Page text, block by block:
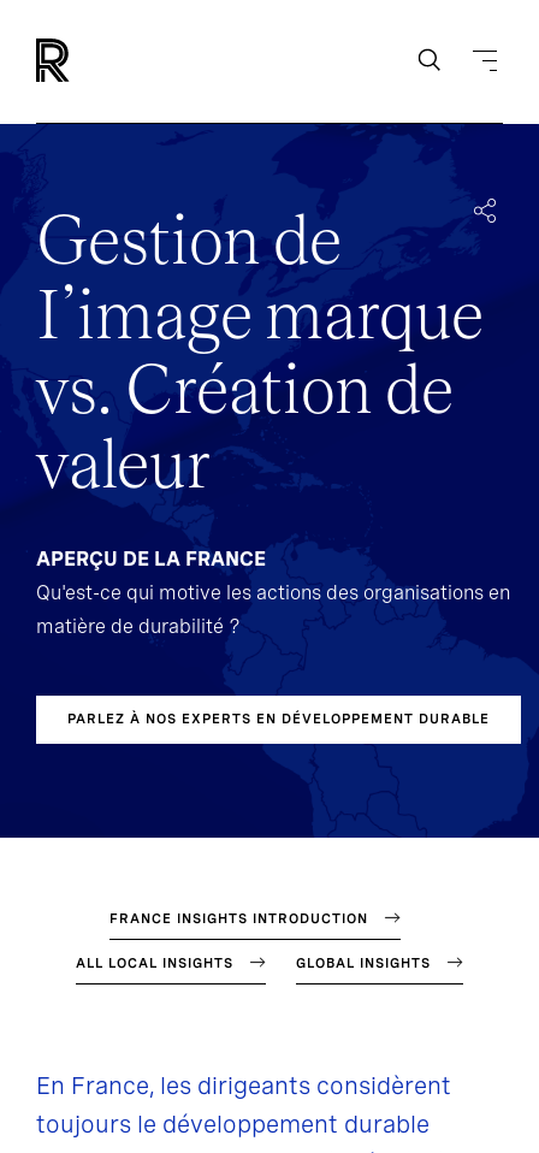
Gestion de
I’image marque
vs. Création de
valeur
APERÇU DE LA FRANCE
Qu'est-ce qui motive les actions des organisations en
matière de durabilité ?
PARLEZ À NOS EXPERTS EN DÉVELOPPEMENT DURABLE
FRANCE INSIGHTS INTRODUCTION
ALL LOCAL INSIGHTS GLOBAL INSIGHTS
En France, les dirigeants considèrent
toujours le développement durable